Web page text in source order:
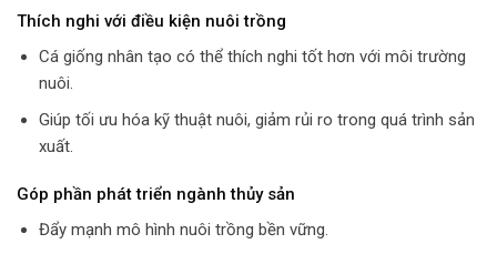
Thích nghi với điều kiện nuôi trồng
Cá giống nhân tạo có thể thích nghi tốt hơn với môi trường
nuôi.
Giúp tối ưu hóa kỹ thuật nuôi, giảm rủi ro trong quá trình sản
xuất.
Góp phần phát triển ngành thủy sản
Đẩy mạnh mô hình nuôi trồng bền vững.